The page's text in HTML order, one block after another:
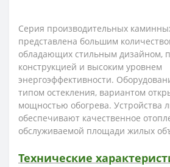
Серия производительных
представлена большим
обладающих стильным дизайном,
конструкцией и высоким уровнем
энергоэффективности.
типом остекления, вариантом
мощностью обогрева. Устройства
обеспечивают качественное
обслуживаемой площади жилых
Технические